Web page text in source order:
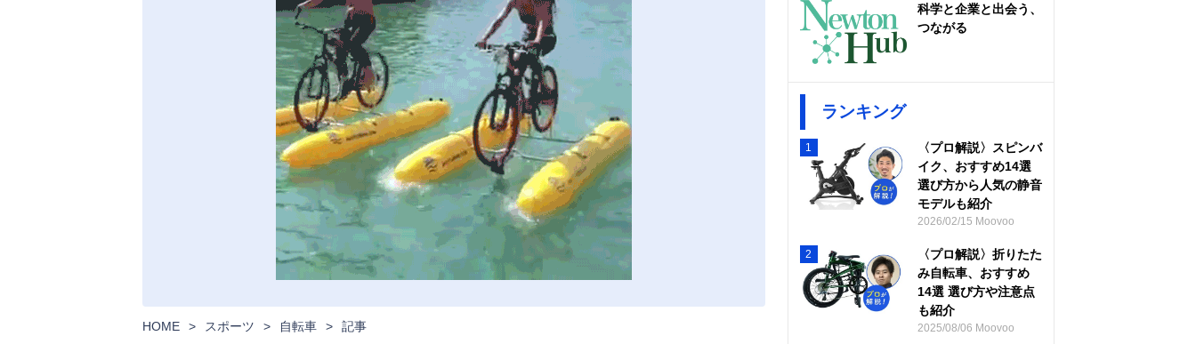
HOME > スポーツ > 自転車 > 記事
科学と企業と出会う、
つながる
ランキング
1
〈プロ解説〉スピンバ
イク、おすすめ14選
選び方から人気の静音
モデルも紹介
2026/02/15 Moovoo
2
〈プロ解説〉折りたた
み自転車、おすすめ
14選 選び方や注意点
も紹介
2025/08/06 Moovoo